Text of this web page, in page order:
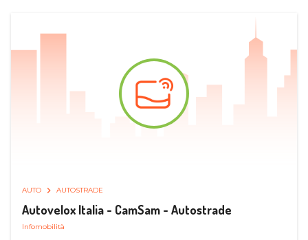
AUTO AUTOSTRADE
Autovelox Italia - CamSam - Autostrade
Infomobilità